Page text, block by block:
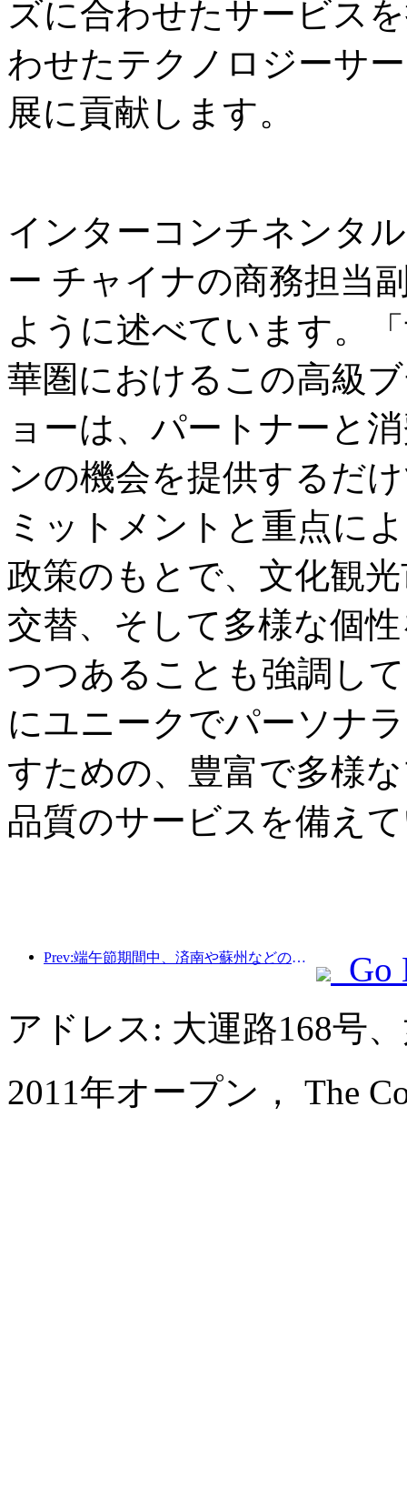
ズに合わせたサービス
わせたテクノロジーサ
展に貢献します。
インターコンチネンタ
ー チャイナの商務担当
ように述べています。
華圏におけるこの高級
ョーは、パートナーと
ンの機会を提供するだ
ミットメントと重点に
政策のもとで、文化観
交替、そして多様な個
つつあることも強調し
にユニークでパーソナ
すための、豊富で多様
品質のサービスを備え
Prev:端午節期間中、済南や蘇州などの都市のホテル予約は前年比で50％以上増加した。
Go
アドレス: 大運路168号
2011年オープン， The